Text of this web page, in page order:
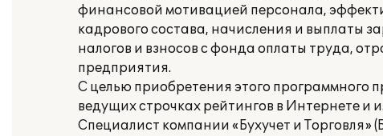
финансовой мотивацией персонала,
кадрового состава, начисления и выплаты
налогов и взносов с фонда оплаты труда,
предприятия.
С целью приобретения этого программного
ведущих строчках рейтингов в Интернете
Специалист компании «Бухучет и Торговля»